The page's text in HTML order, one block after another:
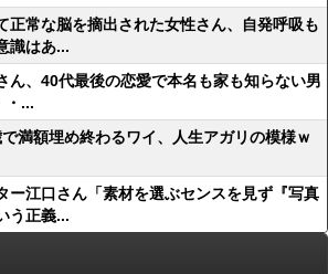
正常な脳を摘出された女性さん、自発呼吸も
識はあ...
ん、40代最後の恋愛で本名も家も知らない男
・...
で満額埋め終わるワイ、人生アガリの模様ｗ
ー江口さん「素材を選ぶセンスを見ず『写真
う正義...